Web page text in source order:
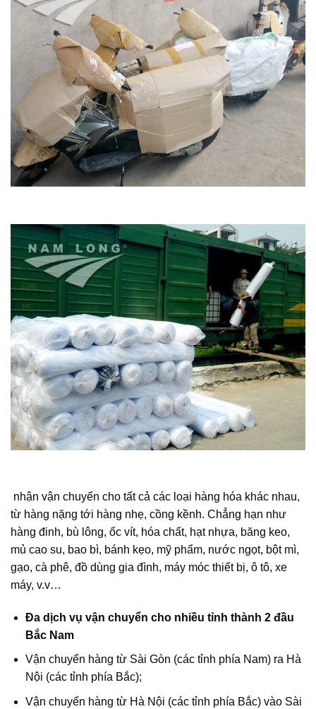
nhận vận chuyển cho tất cả các loại hàng hóa khác nhau,
từ hàng nặng tới hàng nhẹ, cồng kềnh. Chẳng hạn như
hàng đinh, bù lông, ốc vít, hóa chất, hạt nhựa, băng keo,
mủ cao su, bao bì, bánh kẹo, mỹ phẩm, nước ngọt, bột mì,
gạo, cà phê, đồ dùng gia đình, máy móc thiết bị, ô tô, xe
máy, v.v…
Đa dịch vụ vận chuyển cho nhiều tỉnh thành 2 đầu
Bắc Nam
Vận chuyển hàng từ Sài Gòn (các tỉnh phía Nam) ra Hà
Nội (các tỉnh phía Bắc);
Vận chuyển hàng từ Hà Nội (các tỉnh phía Bắc) vào Sài